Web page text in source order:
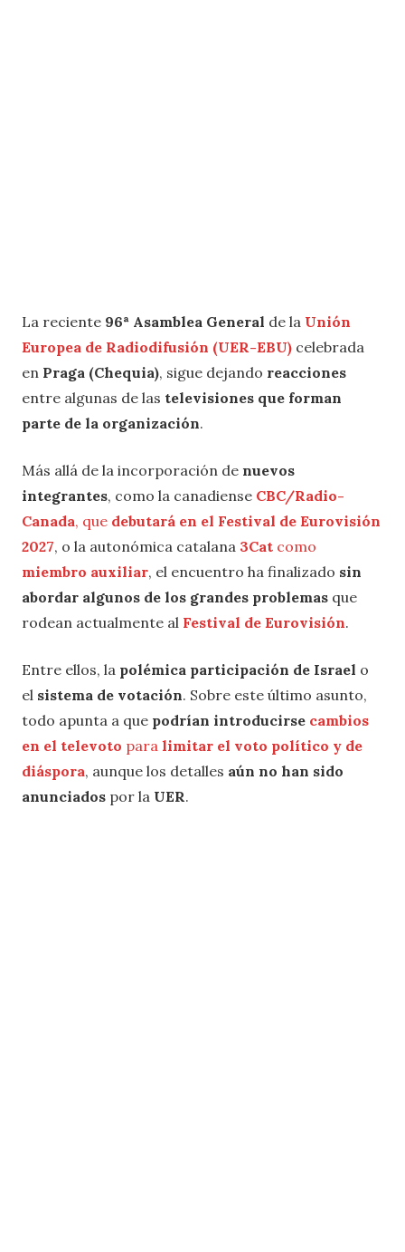
La reciente 96ª Asamblea General de la Unión
Europea de Radiodifusión (UER-EBU) celebrada
en Praga (Chequia), sigue dejando reacciones
entre algunas de las televisiones que forman
parte de la organización.
Más allá de la incorporación de nuevos
integrantes, como la canadiense CBC/Radio-
Canada, que debutará en el Festival de Eurovisión
2027, o la autonómica catalana 3Cat como
miembro auxiliar, el encuentro ha finalizado sin
abordar algunos de los grandes problemas que
rodean actualmente al Festival de Eurovisión.
Entre ellos, la polémica participación de Israel o
el sistema de votación. Sobre este último asunto,
todo apunta a que podrían introducirse cambios
en el televoto para limitar el voto político y de
diáspora, aunque los detalles aún no han sido
anunciados por la UER.